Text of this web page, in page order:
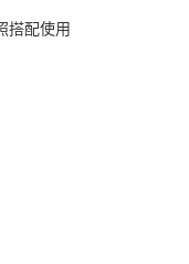
銀行
灣）商業銀行
搭配使用